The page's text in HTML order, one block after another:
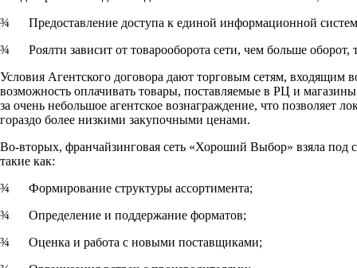
¾ Предоставление доступа к единой информационной
¾ Роялти зависит от товарооборота сети, чем больше оборот,
Условия Агентского договора дают торговым сетям,
возможность оплачивать товары, поставляемые в РЦ и
за очень небольшое агентское вознаграждение, что позволяет
гораздо более низкими закупочными ценами.
Во-вторых, франчайзинговая сеть «Хороший Выбор» взяла под
такие как:
¾ Формирование структуры ассортимента;
¾ Определение и поддержание форматов;
¾ Оценка и работа с новыми поставщиками;